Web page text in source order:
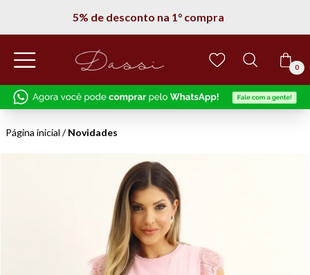
5% de desconto na 1° compra
0
Página inicial /Novidades